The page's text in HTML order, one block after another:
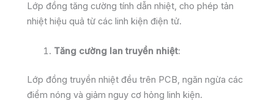
Lớp đồng tăng cường tính dẫn nhiệt, cho phép tản
nhiệt hiệu quả từ các linh kiện điện tử.
Tăng cường lan truyền nhiệt:
Lớp đồng truyền nhiệt đều trên PCB, ngăn ngừa các
điểm nóng và giảm nguy cơ hỏng linh kiện.